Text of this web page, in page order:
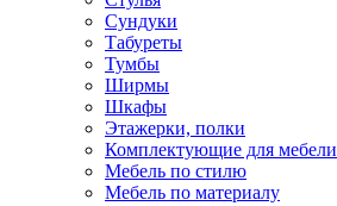
Сундуки
Табуреты
Тумбы
Ширмы
Шкафы
Этажерки, полки
Комплектующие для мебели
Мебель по стилю
Мебель по материалу